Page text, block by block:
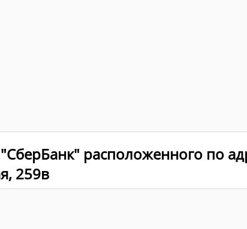
расположенного по
259в